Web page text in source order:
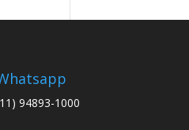
94893-1000